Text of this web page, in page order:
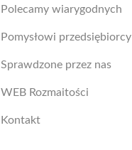
Polecamy wiarygodnych
Pomysłowi przedsiębiorcy
Sprawdzone przez nas
WEB Rozmaitości
Kontakt